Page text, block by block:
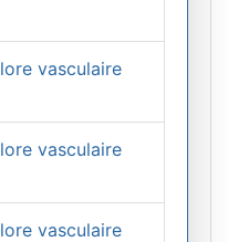
vasculaire
vasculaire
vasculaire